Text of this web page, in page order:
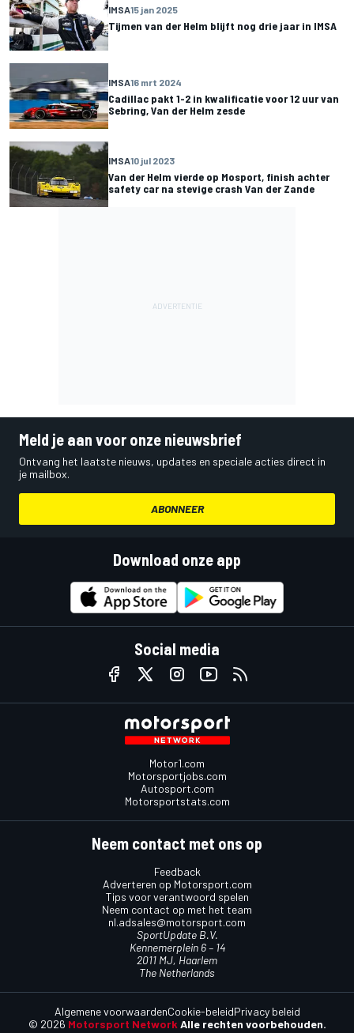
IMSA15 jan 2025
Tijmen van der Helm blijft nog drie jaar in IMSA
IMSA16 mrt 2024
Cadillac pakt 1-2 in kwalificatie voor 12 uur van
Sebring, Van der Helm zesde
IMSA10 jul 2023
Van der Helm vierde op Mosport, finish achter
safety car na stevige crash Van der Zande
Meld je aan voor onze nieuwsbrief
Ontvang het laatste nieuws, updates en speciale acties direct in
je mailbox.
ABONNEER
Download onze app
Social media
Motor1.com
Motorsportjobs.com
Autosport.com
Motorsportstats.com
Neem contact met ons op
Feedback
Adverteren op Motorsport.com
Tips voor verantwoord spelen
Neem contact op met het team
nl.adsales@motorsport.com
SportUpdate B.V.
Kennemerplein 6 – 14
2011 MJ, Haarlem
The Netherlands
© 2026 Motorsport Network Alle rechten voorbehouden.
Algemene voorwaardenCookie-beleidPrivacy beleid